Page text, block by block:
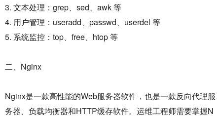
3. 文本处理：grep、sed、awk 等
4. 用户管理：useradd、passwd、userdel 等
5. 系统监控：top、free、htop 等
二、Nginx
Nginx是一款高性能的Web服务器软件，也是一款反向代理服
务器、负载均衡器和HTTP缓存软件。运维工程师需要掌握N